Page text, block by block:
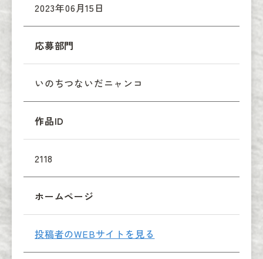
2023年06月15日
応募部門
いのちつないだニャンコ
作品ID
2118
ホームページ
投稿者のWEBサイトを見る